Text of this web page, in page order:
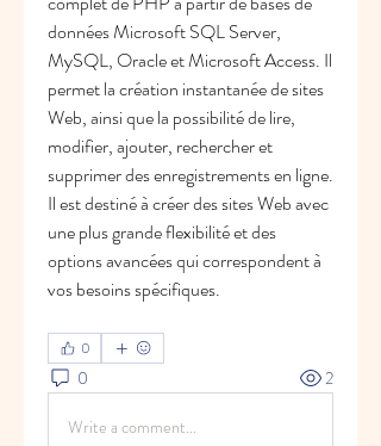
données Microsoft SQL Server,
MySQL, Oracle et Microsoft Access. Il
permet la création instantanée de sites
Web, ainsi que la possibilité de lire,
modifier, ajouter, rechercher et
supprimer des enregistrements en ligne.
Il est destiné à créer des sites Web avec
une plus grande flexibilité et des
options avancées qui correspondent à
vos besoins spécifiques.
0
0 2
Write a comment...